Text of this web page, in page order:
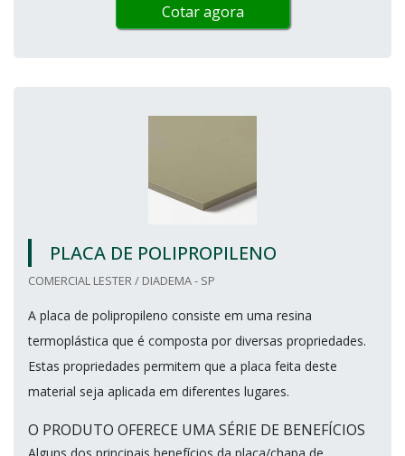
Cotar agora
PLACA DE POLIPROPILENO
COMERCIAL LESTER / DIADEMA - SP
A placa de polipropileno consiste em uma resina
termoplástica que é composta por diversas propriedades.
Estas propriedades permitem que a placa feita deste
material seja aplicada em diferentes lugares.
O PRODUTO OFERECE UMA SÉRIE DE BENEFÍCIOS